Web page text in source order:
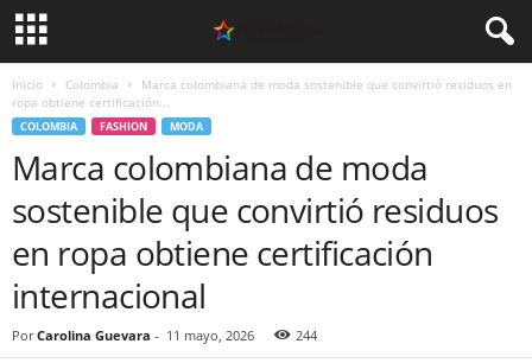
Inicio Colombia
Marca colombiana de moda sostenible que convirtió residuos en
ropa obtiene certificación...
COLOMBIA FASHION MODA
Marca colombiana de moda
sostenible que convirtió residuos
en ropa obtiene certificación
internacional
Por Carolina Guevara - 11 mayo, 2026 244